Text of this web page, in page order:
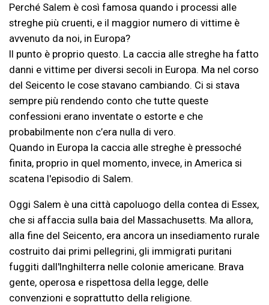
Perché Salem è così famosa quando i processi alle
streghe più cruenti, e il maggior numero di vittime è
avvenuto da noi, in Europa?
Il punto è proprio questo. La caccia alle streghe ha fatto
danni e vittime per diversi secoli in Europa. Ma nel corso
del Seicento le cose stavano cambiando. Ci si stava
sempre più rendendo conto che tutte queste
confessioni erano inventate o estorte e che
probabilmente non c’era nulla di vero.
Quando in Europa la caccia alle streghe è pressoché
finita, proprio in quel momento, invece, in America si
scatena l'episodio di Salem.
Oggi Salem è una città capoluogo della contea di Essex,
che si affaccia sulla baia del Massachusetts. Ma allora,
alla fine del Seicento, era ancora un insediamento rurale
costruito dai primi pellegrini, gli immigrati puritani
fuggiti dall'Inghilterra nelle colonie americane. Brava
gente, operosa e rispettosa della legge, delle
convenzioni e soprattutto della religione.